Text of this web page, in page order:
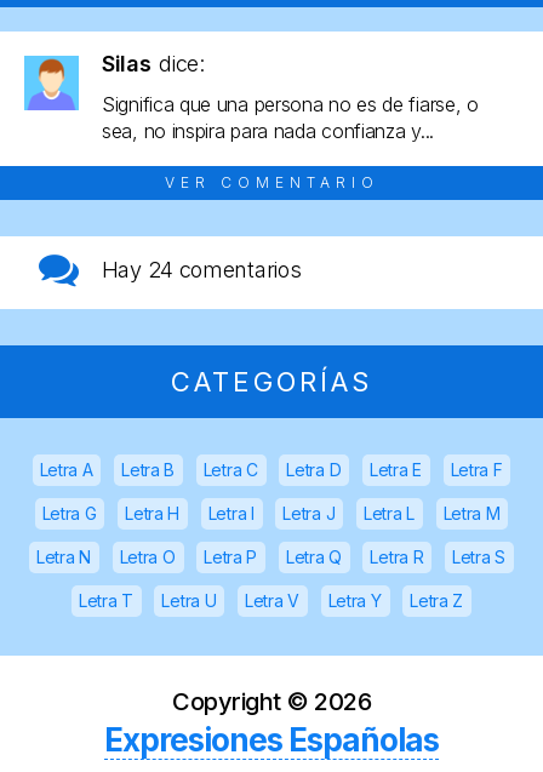
Silas dice:
Significa que una persona no es de fiarse, o
sea, no inspira para nada confianza y...
VER COMENTARIO
Hay 24 comentarios
CATEGORÍAS
Letra A Letra B Letra C Letra D Letra E Letra F
Letra G Letra H Letra I Letra J Letra L Letra M
Letra N Letra O Letra P Letra Q Letra R Letra S
Letra T Letra U Letra V Letra Y Letra Z
Copyright © 2026
Expresiones Españolas